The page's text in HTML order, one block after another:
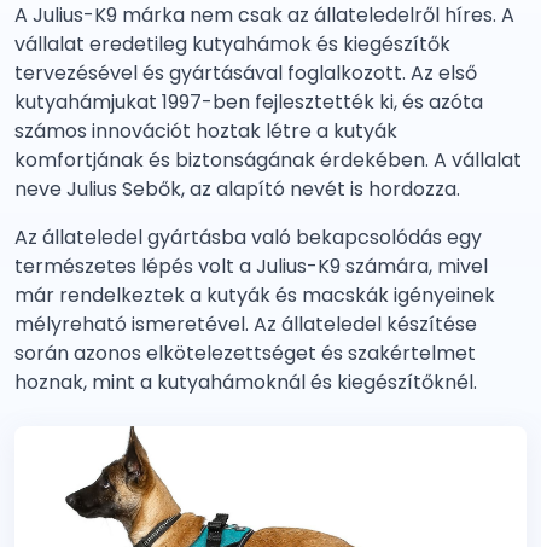
A Julius-K9 márka nem csak az állateledelről híres. A
vállalat eredetileg kutyahámok és kiegészítők
tervezésével és gyártásával foglalkozott. Az első
kutyahámjukat 1997-ben fejlesztették ki, és azóta
számos innovációt hoztak létre a kutyák
komfortjának és biztonságának érdekében. A vállalat
neve Julius Sebők, az alapító nevét is hordozza.
Az állateledel gyártásba való bekapcsolódás egy
természetes lépés volt a Julius-K9 számára, mivel
már rendelkeztek a kutyák és macskák igényeinek
mélyreható ismeretével. Az állateledel készítése
során azonos elkötelezettséget és szakértelmet
hoznak, mint a kutyahámoknál és kiegészítőknél.